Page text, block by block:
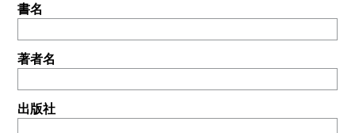
書名
著者名
出版社